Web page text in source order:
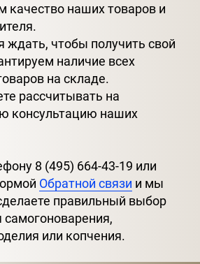
качество наших товаров и
ждать, чтобы получить свой
наличие всех
на складе.
рассчитывать на
консультацию наших
8 (495) 664-43-19 или
Обратной связи и мы
правильный выбор
или копчения.